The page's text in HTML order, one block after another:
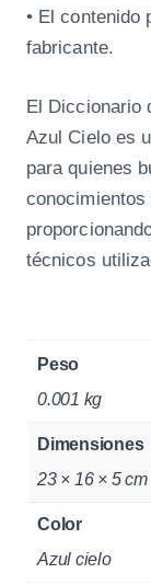
• El contenido
fabricante.
El Diccionario
Azul Cielo es
para quienes
conocimientos
técnicos
Peso
0.001 kg
Dimensiones
23 × 16 × 5 cm
Color
Azul cielo